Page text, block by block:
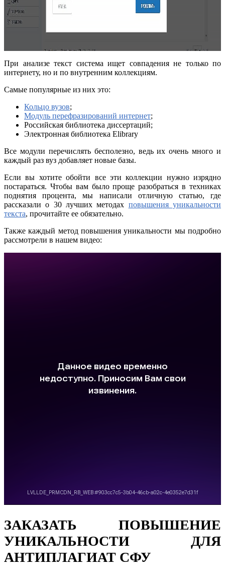
При анализе текст система ищет совпадения не только по
интернету, но и по внутренним коллекциям.
Самые популярные из них это:
Кольцо вузов;
Модуль перефразирований интернет;
Российская библиотека диссертаций;
Электронная библиотека Elibrary
Все модули перечислять бесполезно, ведь их очень много и
каждый раз вуз добавляет новые базы.
Если вы хотите обойти все эти коллекции нужно изрядно
постараться. Чтобы вам было проще разобраться в техниках
поднятия процента, мы написали отличную статью, где
рассказали о 30 лучших методах повышения уникальности
текста, прочитайте ее обязательно.
Также каждый метод повышения уникальности мы подробно
рассмотрели в нашем видео:
ЗАКАЗАТЬ ПОВЫШЕНИЕ
УНИКАЛЬНОСТИ ДЛЯ
АНТИПЛАГИАТ СФУ